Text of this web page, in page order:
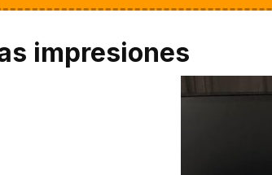
impresiones